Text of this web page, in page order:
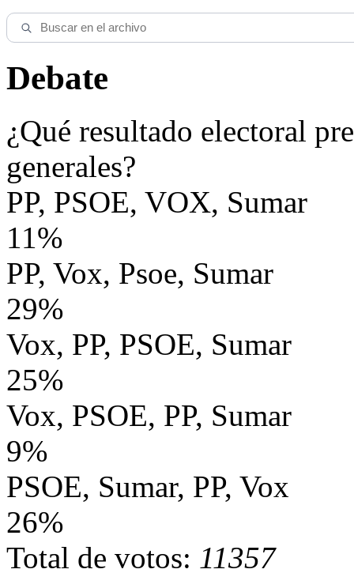
Debate
¿Qué resultado electoral
generales?
PP, PSOE, VOX, Sumar
11%
PP, Vox, Psoe, Sumar
29%
Vox, PP, PSOE, Sumar
25%
Vox, PSOE, PP, Sumar
9%
PSOE, Sumar, PP, Vox
26%
Total de votos: 11357